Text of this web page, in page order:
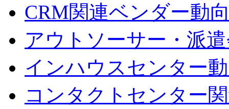
CRM関連ベンダー動
アウトソーサー・派
インハウスセンター
コンタクトセンター